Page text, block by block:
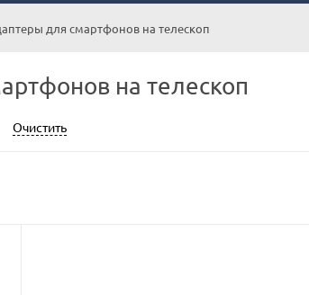
для смартфонов на телескоп
на телескоп
Очистить